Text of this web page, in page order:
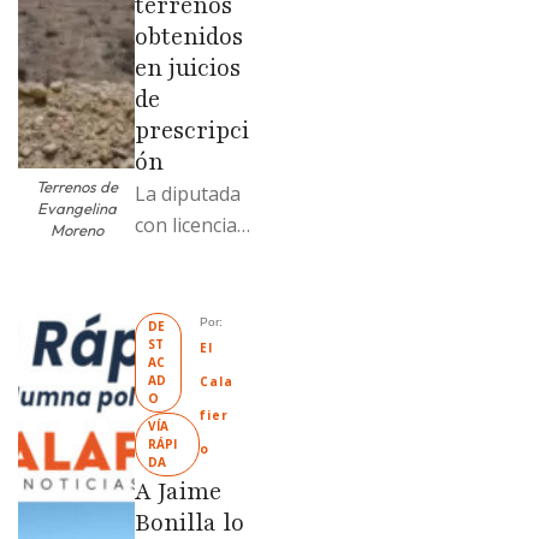
Terrenos de
Evangelina
Moreno
obtenidos
en juicios
de
prescripci
ón
La diputada
con licencia
antecedente
s de
prescripción
positiva; uno
fue
revendido
329% por
DE
ST
AC
AD
O
VÍA
RÁPI
DA
Por:
El
Cala
fier
o
A Jaime
Bonilla lo